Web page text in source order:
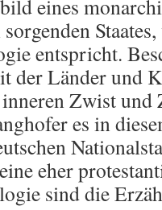
eines
entspricht.
der Länder und
Zwist und
es in
eher
sind die